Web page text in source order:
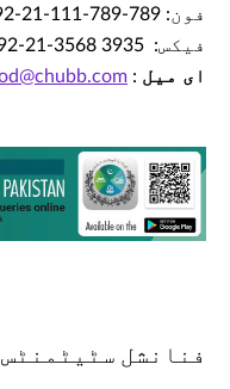
فون: 789-789-111-21-92
فیکس: 3935 3568-21-92
ای میل :
فنانشل سٹیٹمنٹس